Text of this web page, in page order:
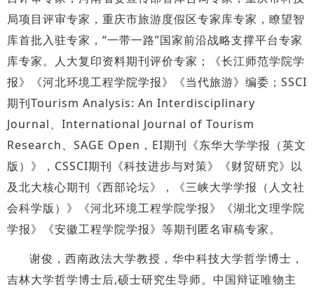
局项目评审专家，重庆市旅游度假区专家库专家，瞭望智
库首批入驻专家，“一带一路”国家前沿战略支撑平台专家
库专家。人大复印资料期刊评价专家；《长江师范学院学
报》《河北环境工程学院学报》《当代旅游》编委；SSCI
期刊Tourism Analysis: An Interdisciplinary
Journal、International Journal of Tourism
Research、SAGE Open，EI期刊《东华大学学报（英文
版）》，CSSCI期刊《科技进步与对策》《财贸研究》以
及北大核心期刊《西部论坛》，《三峡大学学报（人文社
会科学版）》《河北环境工程学院学报》《湖北文理学院
学报》《安徽工程学院学报》等期刊匿名审稿专家。
谢俊，西南政法大学教授，华中科技大学哲学博士，
吉林大学哲学博士后,硕士研究生导师。中国辩证唯物主